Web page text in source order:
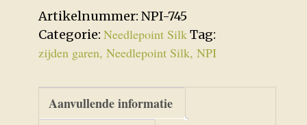
Artikelnummer: NPI-745
Categorie: Needlepoint SilkTag:
zijden garen, Needlepoint Silk, NPI
Aanvullende informatie